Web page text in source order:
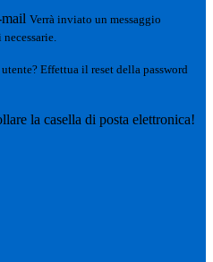
Verrà inviato un messaggio
Effettua il reset della password
la casella di posta elettronica!